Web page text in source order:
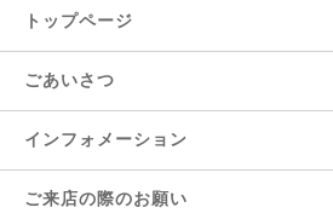
トップページ
ごあいさつ
インフォメーション
ご来店の際のお願い